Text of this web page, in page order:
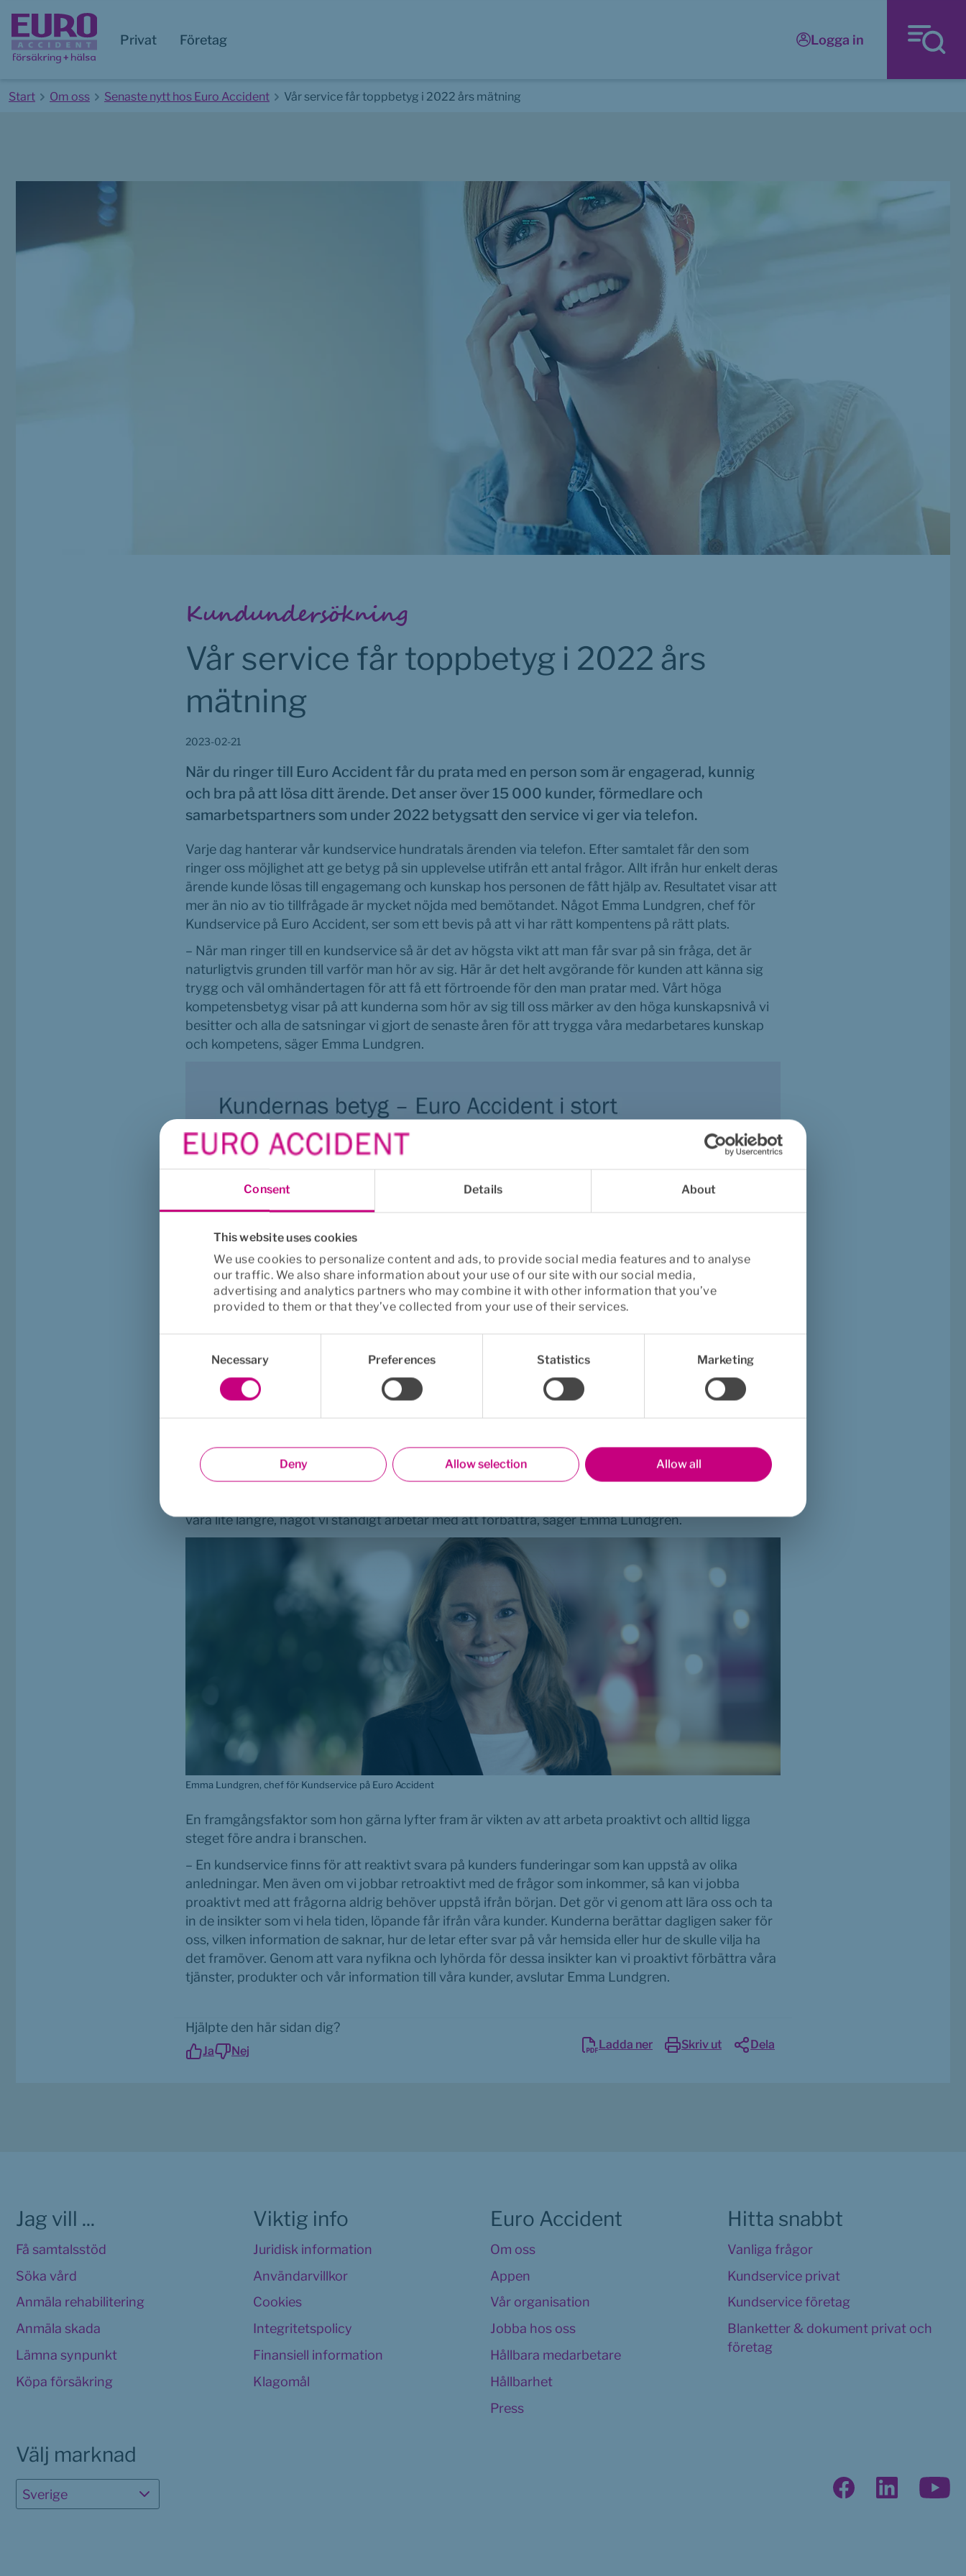
Consent Details About
This website uses cookies
We use cookies to personalize content and ads, to provide social media features and to analyse
our traffic. We also share information about your use of our site with our social media,
advertising and analytics partners who may combine it with other information that you’ve
provided to them or that they’ve collected from your use of their services.
Necessary Preferences Statistics Marketing
Deny Allow selection Allow all
Privat Företag Logga in
Start Om oss Senaste nytt hos Euro Accident
Vår service får toppbetyg i 2022 års mätning
Kundundersökning
Vår service får toppbetyg i 2022 års
mätning
2023-02-21
När du ringer till Euro Accident får du prata med en person som är engagerad, kunnig
och bra på att lösa ditt ärende. Det anser över 15 000 kunder, förmedlare och
samarbetspartners som under 2022 betygsatt den service vi ger via telefon.
Varje dag hanterar vår kundservice hundratals ärenden via telefon. Efter samtalet får den som
ringer oss möjlighet att ge betyg på sin upplevelse utifrån ett antal frågor. Allt ifrån hur enkelt deras
ärende kunde lösas till engagemang och kunskap hos personen de fått hjälp av. Resultatet visar att
mer än nio av tio tillfrågade är mycket nöjda med bemötandet. Något Emma Lundgren, chef för
Kundservice på Euro Accident, ser som ett bevis på att vi har rätt kompentens på rätt plats.
– När man ringer till en kundservice så är det av högsta vikt att man får svar på sin fråga, det är
naturligtvis grunden till varför man hör av sig. Här är det helt avgörande för kunden att känna sig
trygg och väl omhändertagen för att få ett förtroende för den man pratar med. Vårt höga
kompetensbetyg visar på att kunderna som hör av sig till oss märker av den höga kunskapsnivå vi
besitter och alla de satsningar vi gjort de senaste åren för att trygga våra medarbetares kunskap
och kompetens, säger Emma Lundgren.
Kvalitetsmätningen genomförs löpande i samarbete med det globala undersökningsföretaget
Brilliant Future. Svaren ger värdefulla insikter i hur Euro Accident kan fortsätta arbeta för att
förbättra sin service gentemot sina kunder, förmedlare och samarbetspartners. Vilket är av stor
– Idag är tid pengar och vi vet att kunden inte vill bli sittande länge i telefonkö. Vi som arbetar med
kundservice mot förmedlare hade 2022 en kötid på 16 sekunder i snitt, vilket naturligtvis är oerhört
vara lite längre, något vi ständigt arbetar med att förbättra, säger Emma Lundgren.
Emma Lundgren, chef för Kundservice på Euro Accident
En framgångsfaktor som hon gärna lyfter fram är vikten av att arbeta proaktivt och alltid ligga
steget före andra i branschen.
– En kundservice finns för att reaktivt svara på kunders funderingar som kan uppstå av olika
anledningar. Men även om vi jobbar retroaktivt med de frågor som inkommer, så kan vi jobba
proaktivt med att frågorna aldrig behöver uppstå ifrån början. Det gör vi genom att lära oss och ta
in de insikter som vi hela tiden, löpande får ifrån våra kunder. Kunderna berättar dagligen saker för
oss, vilken information de saknar, hur de letar efter svar på vår hemsida eller hur de skulle vilja ha
det framöver. Genom att vara nyfikna och lyhörda för dessa insikter kan vi proaktivt förbättra våra
tjänster, produkter och vår information till våra kunder, avslutar Emma Lundgren.
Hjälpte den här sidan dig?
Ja Nej Ladda ner Skriv ut Dela
Jag vill ...
Få samtalsstöd
Söka vård
Anmäla rehabilitering
Anmäla skada
Lämna synpunkt
Köpa försäkring
Viktig info
Juridisk information
Användarvillkor
Cookies
Integritetspolicy
Finansiell information
Klagomål
Euro Accident
Om oss
Appen
Vår organisation
Jobba hos oss
Hållbara medarbetare
Hållbarhet
Press
Hitta snabbt
Vanliga frågor
Kundservice privat
Kundservice företag
Blanketter & dokument privat och
företag
Välj marknad
Sverige